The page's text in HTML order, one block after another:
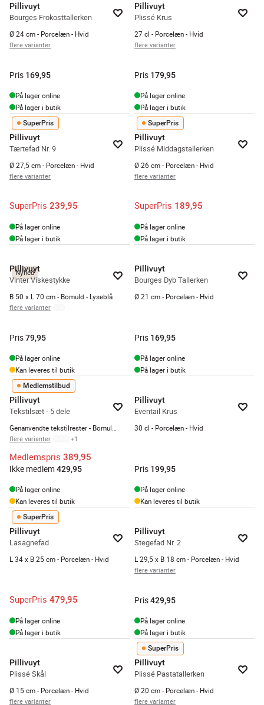
Pillivuyt
Bourges Frokosttallerken
Ø 24 cm - Porcelæn - Hvid
flere varianter
Pris 169,95
På lager online
På lager i butik
Pillivuyt
Plissé Krus
27 cl - Porcelæn - Hvid
flere varianter
Pris 179,95
På lager online
På lager i butik
SuperPris
Pillivuyt
Tærtefad Nr. 9
Ø 27,5 cm - Porcelæn - Hvid
flere varianter
SuperPris 239,95
På lager online
På lager i butik
SuperPris
Pillivuyt
Plissé Middagstallerken
Ø 26 cm - Porcelæn - Hvid
flere varianter
SuperPris 189,95
På lager online
På lager i butik
Nyhed
Pillivuyt
Vinter Viskestykke
B 50 x L 70 cm - Bomuld - Lyseblå
flere varianter
Pris79,95
På lager online
Kan leveres til butik
Pillivuyt
Bourges Dyb Tallerken
Ø 21 cm - Porcelæn - Hvid
Pris 169,95
På lager online
På lager i butik
Medlemstilbud
Pillivuyt
Tekstilsæt - 5 dele
flere varianter +1
Medlemspris 389,95
Ikke medlem 429,95
På lager online
Kan leveres til butik
Pillivuyt
Eventail Krus
30 cl - Porcelæn - Hvid
Pris 199,95
På lager online
Kan leveres til butik
SuperPris
Pillivuyt
Lasagnefad
L 34 x B 25 cm - Porcelæn - Hvid
SuperPris 479,95
På lager online
På lager i butik
Pillivuyt
Stegefad Nr. 2
L 29,5 x B 18 cm - Porcelæn - Hvid
flere varianter
Pris429,95
På lager online
På lager i butik
Pillivuyt
Plissé Skål
Ø 15 cm - Porcelæn - Hvid
flere varianter
SuperPris
Pillivuyt
Plissé Pastatallerken
Ø 20 cm - Porcelæn - Hvid
flere varianter